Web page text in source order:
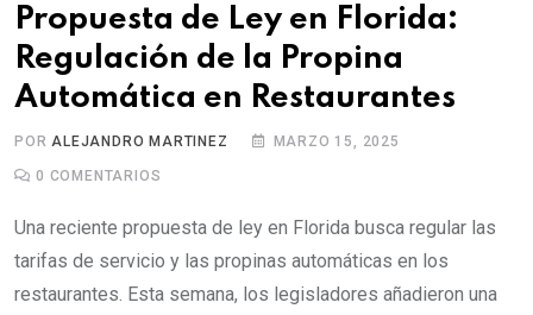
Propuesta de Ley en Florida:
Regulación de la Propina
Automática en Restaurantes
PORALEJANDRO MARTINEZ MARZO 15, 2025
0 COMENTARIOS
Una reciente propuesta de ley en Florida busca regular las
tarifas de servicio y las propinas automáticas en los
restaurantes. Esta semana, los legisladores añadieron una